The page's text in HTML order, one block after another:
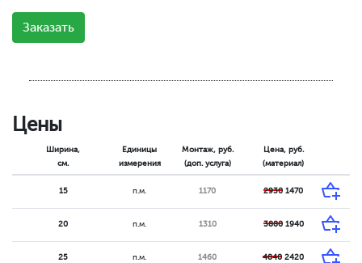
Заказать
Цены
Ширина,
см.
Единицы
измерения
Монтаж, руб.
(доп. услуга)
Цена, руб.
(материал)
15 п.м. 1170 2930 1470
20 п.м. 1310 38801940
25 п.м. 1460 4840 2420